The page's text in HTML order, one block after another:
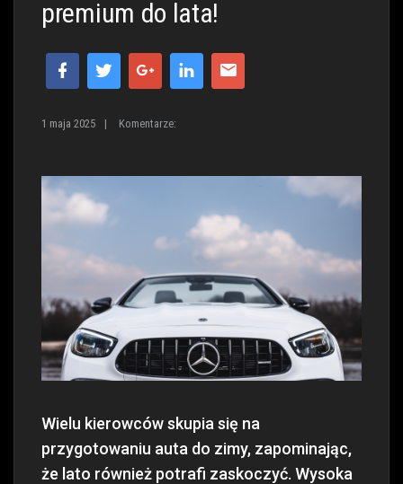
premium do lata!
1 maja 2025 | Komentarze:
Wielu kierowców skupia się na
przygotowaniu auta do zimy, zapominając,
że lato również potrafi zaskoczyć. Wysoka